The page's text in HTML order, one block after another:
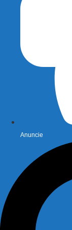
Anuncie